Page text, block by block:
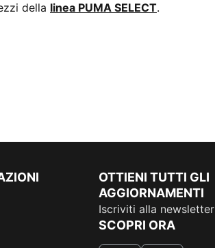
della linea PUMA SELECT.
OTTIENI TUTTI GLI
AGGIORNAMENTI
Iscriviti alla newsletter
SCOPRI ORA